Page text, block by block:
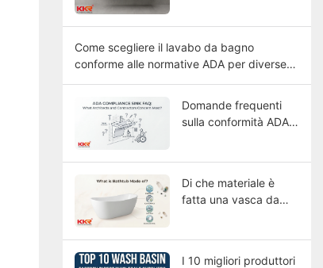
Come scegliere il lavabo da bagno
conforme alle normative ADA per diverse
Domande frequenti
sulla conformità ADA:
appaltatori?
Di che materiale è
fatta una vasca da
I 10 migliori produttori